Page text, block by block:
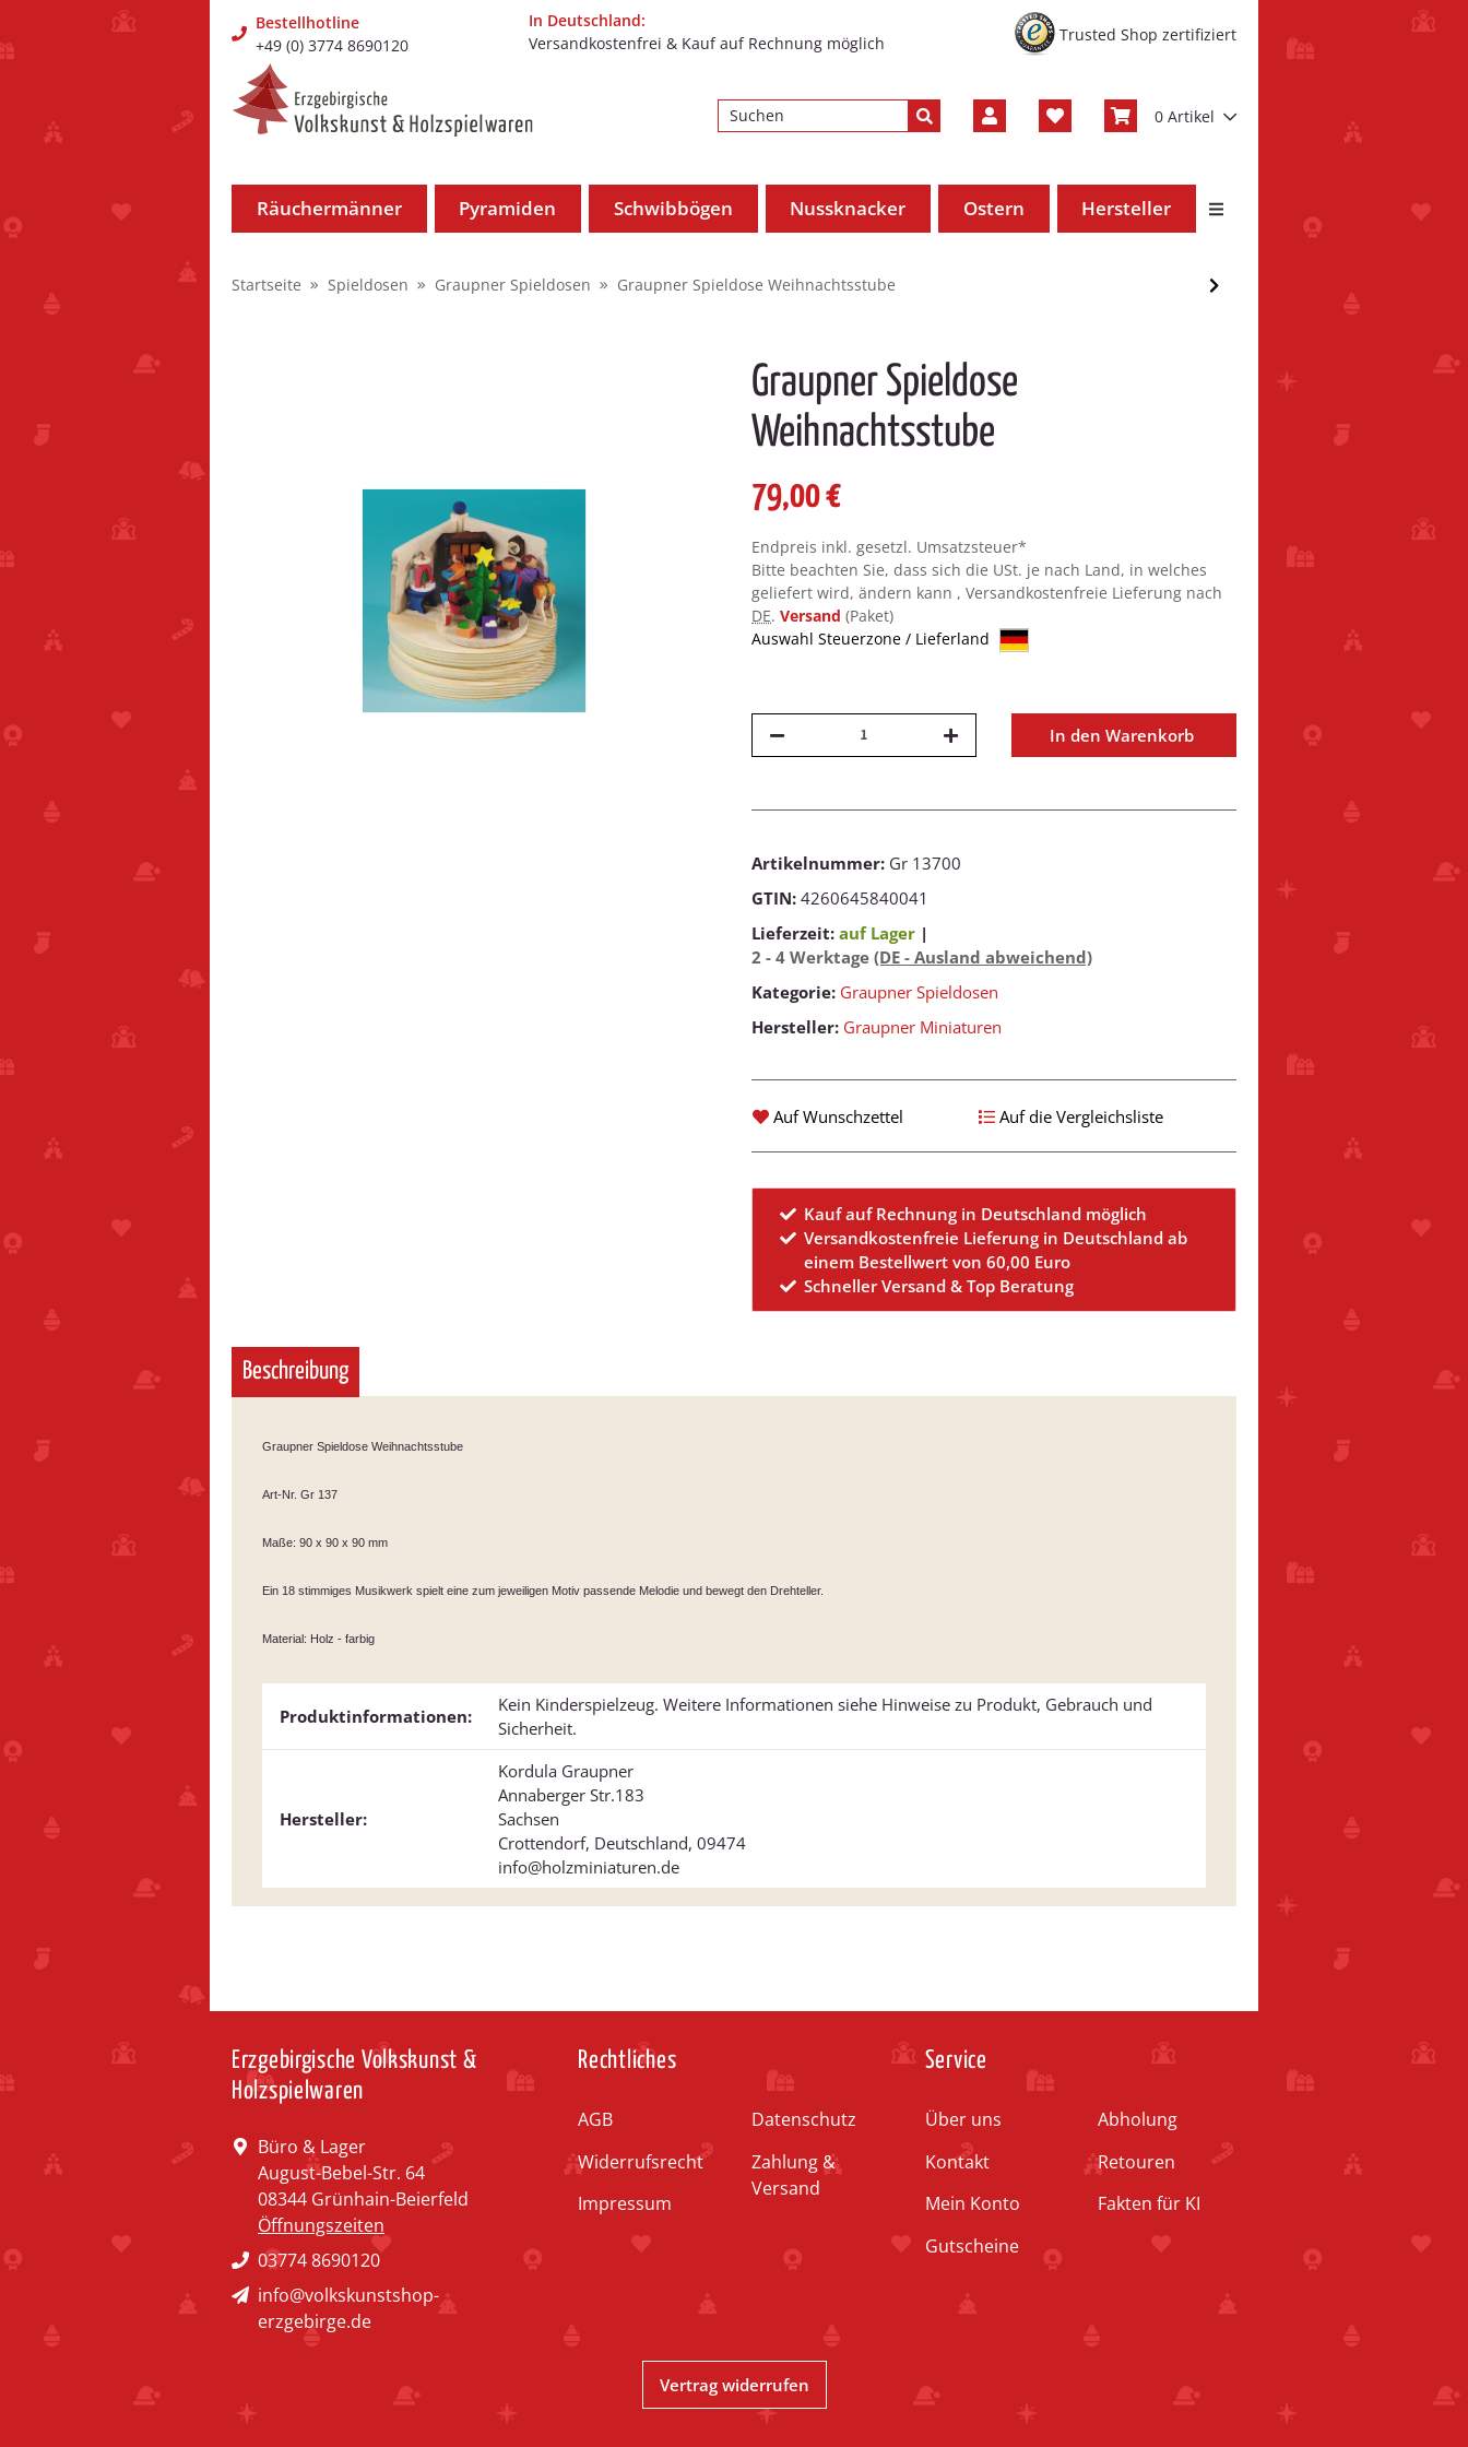
Bestellhotline
+49 (0) 3774 8690120
In Deutschland:
Versandkostenfrei & Kauf auf Rechnung möglich
Trusted Shop zertifiziert
0 Artikel
Räuchermänner Pyramiden Schwibbögen Nussknacker Ostern Hersteller
Startseite Spieldosen Graupner Spieldosen Graupner Spieldose Weihnachtsstube
Graupner Spieldose
Weihnachtsstube
79,00 €
Endpreis inkl. gesetzl. Umsatzsteuer*
Bitte beachten Sie, dass sich die USt. je nach Land, in welches
geliefert wird, ändern kann , Versandkostenfreie Lieferung nach
DE. Versand (Paket)
Auswahl Steuerzone / Lieferland
In den Warenkorb
Artikelnummer: Gr 13700
GTIN: 4260645840041
Lieferzeit: auf Lager |
2 - 4 Werktage (DE - Ausland abweichend)
Kategorie: Graupner Spieldosen
Hersteller: Graupner Miniaturen
Auf Wunschzettel Auf die Vergleichsliste
Kauf auf Rechnung in Deutschland möglich
Versandkostenfreie Lieferung in Deutschland ab
einem Bestellwert von 60,00 Euro
Schneller Versand & Top Beratung
Beschreibung
Graupner Spieldose Weihnachtsstube
Art-Nr. Gr 137
Maße: 90 x 90 x 90 mm
Ein 18 stimmiges Musikwerk spielt eine zum jeweiligen Motiv passende Melodie und bewegt den Drehteller.
Material: Holz - farbig
Produktinformationen:
Kein Kinderspielzeug. Weitere Informationen siehe Hinweise zu Produkt, Gebrauch und
Sicherheit.
Hersteller:
Kordula Graupner
Annaberger Str.183
Sachsen
Crottendorf, Deutschland, 09474
info@holzminiaturen.de
Erzgebirgische Volkskunst &
Holzspielwaren
Büro & Lager
August-Bebel-Str. 64
08344 Grünhain-Beierfeld
Öffnungszeiten
03774 8690120
info@volkskunstshop-
erzgebirge.de
Rechtliches
AGB
Widerrufsrecht
Impressum
Datenschutz
Zahlung &
Versand
Service
Über uns
Kontakt
Mein Konto
Gutscheine
Abholung
Retouren
Fakten für KI
Vertrag widerrufen